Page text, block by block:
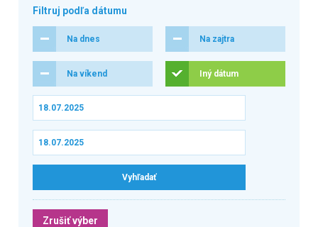
Filtruj podľa dátumu
Na dnes Na zajtra
Na víkend Iný dátum
Zrušiť výber